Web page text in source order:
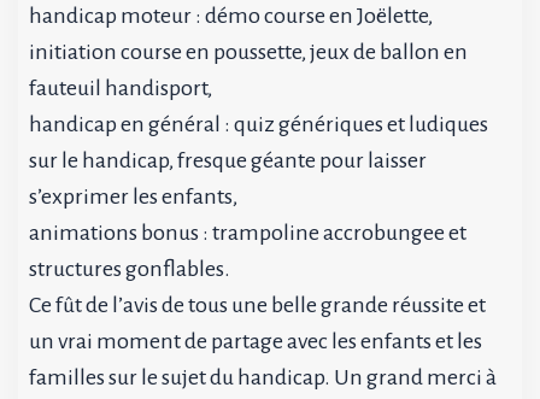
handicap moteur : démo course en Joëlette,
initiation course en poussette, jeux de ballon en
fauteuil handisport,
handicap en général : quiz génériques et ludiques
sur le handicap, fresque géante pour laisser
s’exprimer les enfants,
animations bonus : trampoline accrobungee et
structures gonflables.
Ce fût de l’avis de tous une belle grande réussite et
un vrai moment de partage avec les enfants et les
familles sur le sujet du handicap. Un grand merci à